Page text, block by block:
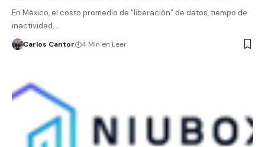
En México, el costo promedio de “liberación” de datos, tiempo de
inactividad,…
Carlos Cantor 4 Min en Leer